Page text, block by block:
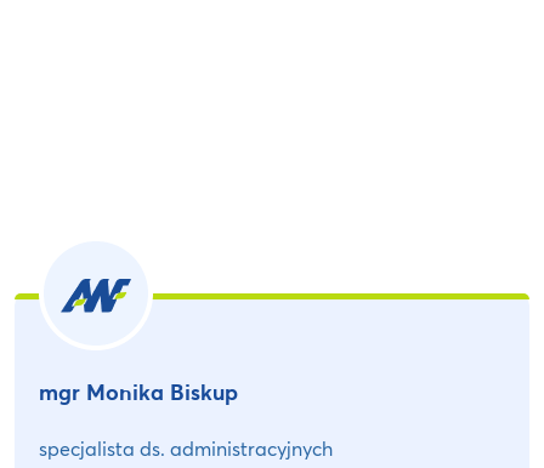
mgr Monika Biskup
specjalista ds. administracyjnych